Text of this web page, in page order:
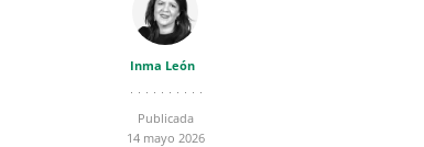
Inma León
Publicada
14 mayo 2026